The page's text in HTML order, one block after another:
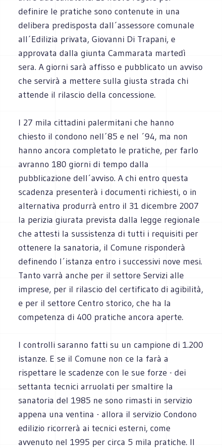
definire le pratiche sono contenute in una
delibera predisposta dall´assessore comunale
all´Edilizia privata, Giovanni Di Trapani, e
approvata dalla giunta Cammarata martedì
sera. A giorni sarà affisso e pubblicato un avviso
che servirà a mettere sulla giusta strada chi
attende il rilascio della concessione.
I 27 mila cittadini palermitani che hanno
chiesto il condono nell´85 e nel ´94, ma non
hanno ancora completato le pratiche, per farlo
avranno 180 giorni di tempo dalla
pubblicazione dell´avviso. A chi entro questa
scadenza presenterà i documenti richiesti, o in
alternativa produrrà entro il 31 dicembre 2007
la perizia giurata prevista dalla legge regionale
che attesti la sussistenza di tutti i requisiti per
ottenere la sanatoria, il Comune risponderà
definendo l´istanza entro i successivi nove mesi.
Tanto varrà anche per il settore Servizi alle
imprese, per il rilascio del certificato di agibilità,
e per il settore Centro storico, che ha la
competenza di 400 pratiche ancora aperte.
I controlli saranno fatti su un campione di 1.200
istanze. E se il Comune non ce la farà a
rispettare le scadenze con le sue forze - dei
settanta tecnici arruolati per smaltire la
sanatoria del 1985 ne sono rimasti in servizio
appena una ventina - allora il servizio Condono
edilizio ricorrerà ai tecnici esterni, come
avvenuto nel 1995 per circa 5 mila pratiche. Il